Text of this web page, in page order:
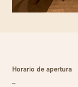
Horario de apertura
–